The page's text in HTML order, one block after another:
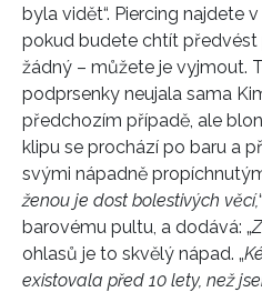
byla vidět“. Piercing najdete
pokud budete chtít předvést
žádný – můžete je vyjmout.
podprsenky neujala sama
předchozím případě, ale
klipu se prochází po baru a
svými nápadně
ženou je dost bolestivých věcí,
barovému pultu, a dodává: „
ohlasů je to skvělý nápad. „
existovala před 10 lety, než